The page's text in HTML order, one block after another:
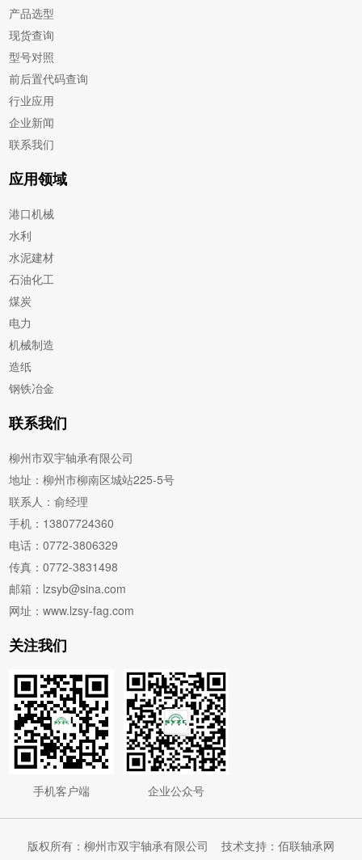
产品选型
现货查询
型号对照
前后置代码查询
行业应用
企业新闻
联系我们
应用领域
港口机械
水利
水泥建材
石油化工
煤炭
电力
机械制造
造纸
钢铁冶金
联系我们
柳州市双宇轴承有限公司
地址：柳州市柳南区城站225-5号
联系人：俞经理
手机：13807724360
电话：0772-3806329
传真：0772-3831498
邮箱：lzsyb@sina.com
网址：www.lzsy-fag.com
关注我们
手机客户端 企业公众号
版权所有：柳州市双宇轴承有限公司 技术支持：佰联轴承网